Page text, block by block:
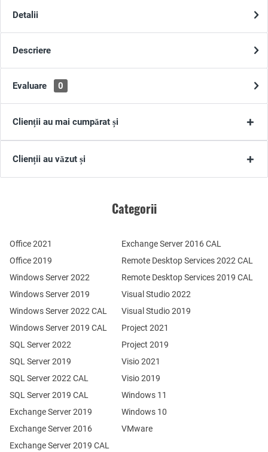
Detalii
Descriere
Evaluare 0
Clienții au mai cumpărat și
Clienții au văzut și
Categorii
Office 2021
Office 2019
Windows Server 2022
Windows Server 2019
Exchange Server 2019
Exchange Server 2016
SQL Server 2022
SQL Server 2019
Windows Server 2022 CAL
Windows Server 2019 CAL
SQL Server 2022 CAL
SQL Server 2019 CAL
Remote Desktop Services 2022 CAL
Remote Desktop Services 2019 CAL
Exchange Server 2019 CAL
Exchange Server 2016 CAL
Visual Studio 2022
Visual Studio 2019
Project 2021
Project 2019
Visio 2021
Visio 2019
Windows 11
Windows 10
VMware